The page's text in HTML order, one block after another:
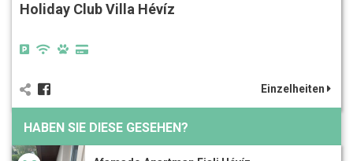
Holiday Club Villa Hévíz
Einzelheiten
HABEN SIE DIESE GESEHEN?